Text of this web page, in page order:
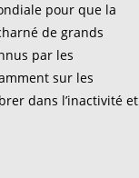
pour que la
de grands
par les
sur les
dans l’inactivité et